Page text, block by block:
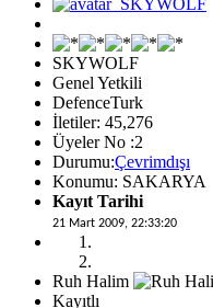
SKYWOLF
Genel Yetkili
DefenceTurk
İletiler: 45,276
Üyeler No :2
Durumu:Çevrimdışı
Konumu: SAKARYA
Kayıt Tarihi
21 Mart 2009, 22:33:20
Ruh Halim
Kayıtlı